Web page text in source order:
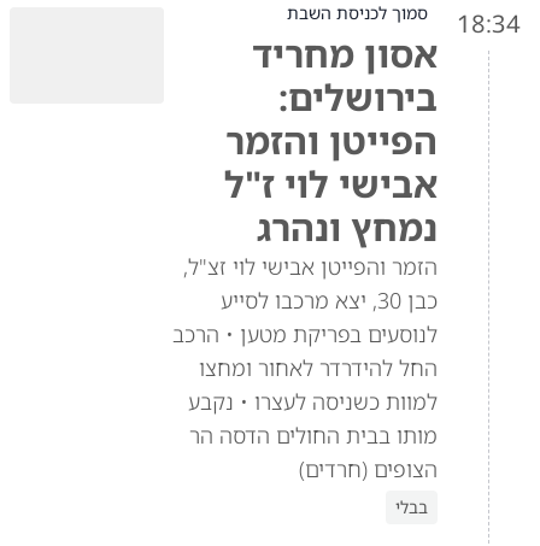
18:34 סמוך לכניסת השבת
אסון מחריד
בירושלים:
הפייטן והזמר
אבישי לוי ז"ל
נמחץ ונהרג
הזמר והפייטן אבישי לוי זצ"ל,
כבן 30, יצא מרכבו לסייע
לנוסעים בפריקת מטען • הרכב
החל להידרדר לאחור ומחצו
למוות כשניסה לעצרו • נקבע
מותו בבית החולים הדסה הר
הצופים (חרדים)
בבלי